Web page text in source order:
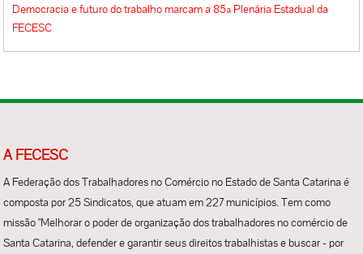
Democracia e futuro do trabalho marcam a 85ª Plenária Estadual da
FECESC
A FECESC
A Federação dos Trabalhadores no Comércio no Estado de Santa Catarina é
composta por 25 Sindicatos, que atuam em 227 municípios. Tem como
missão "Melhorar o poder de organização dos trabalhadores no comércio de
Santa Catarina, defender e garantir seus direitos trabalhistas e buscar - por